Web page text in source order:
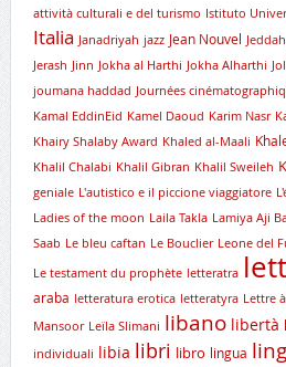
attività culturali e del turismo Istituto
Italia Janadriyah jazz Jean Nouvel Jeddah
Jerash Jinn Jokha al Harthi Jokha Alharthi
joumana haddad Journées
Kamal EddinEid Kamel Daoud Karim Nasr
Khairy Shalaby Award Khaled al-Maali
Khalil Chalabi Khalil Gibran Khalil Sweileh
geniale L'autistico e il piccione viaggiatore
Ladies of the moon Laila Takla Lamiya Aji
Saab Le bleu caftan Le Bouclier Leone del
Le testament du prophète letteratra
araba letteratura erotica letteratyra Lettre
Mansoor Leïla Slimani libano libertà
individuali
libia libri libro lingua